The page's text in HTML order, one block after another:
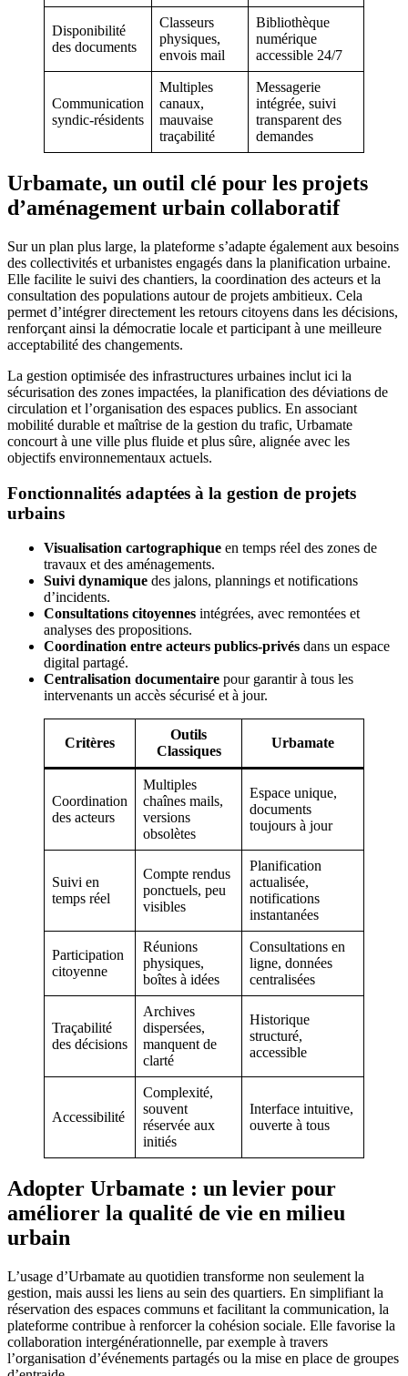
Disponibilité
des documents
Classeurs
physiques,
envois mail
Bibliothèque
numérique
accessible 24/7
Communication
syndic-résidents
Multiples
canaux,
mauvaise
traçabilité
Messagerie
intégrée, suivi
transparent des
demandes
Urbamate, un outil clé pour les projets
d’aménagement urbain collaboratif
Sur un plan plus large, la plateforme s’adapte également aux besoins
des collectivités et urbanistes engagés dans la planification urbaine.
Elle facilite le suivi des chantiers, la coordination des acteurs et la
consultation des populations autour de projets ambitieux. Cela
permet d’intégrer directement les retours citoyens dans les décisions,
renforçant ainsi la démocratie locale et participant à une meilleure
acceptabilité des changements.
La gestion optimisée des infrastructures urbaines inclut ici la
sécurisation des zones impactées, la planification des déviations de
circulation et l’organisation des espaces publics. En associant
mobilité durable et maîtrise de la gestion du trafic, Urbamate
concourt à une ville plus fluide et plus sûre, alignée avec les
objectifs environnementaux actuels.
Fonctionnalités adaptées à la gestion de projets
urbains
Visualisation cartographique en temps réel des zones de
travaux et des aménagements.
Suivi dynamique des jalons, plannings et notifications
d’incidents.
Consultations citoyennes intégrées, avec remontées et
analyses des propositions.
Coordination entre acteurs publics-privés dans un espace
digital partagé.
Centralisation documentaire pour garantir à tous les
intervenants un accès sécurisé et à jour.
Critères
Outils
Classiques
Urbamate
Coordination
des acteurs
Multiples
chaînes mails,
versions
obsolètes
Espace unique,
documents
toujours à jour
Suivi en
temps réel
Compte rendus
ponctuels, peu
visibles
Planification
actualisée,
notifications
instantanées
Participation
citoyenne
Réunions
physiques,
boîtes à idées
Consultations en
ligne, données
centralisées
Traçabilité
des décisions
Archives
dispersées,
manquent de
clarté
Historique
structuré,
accessible
Accessibilité
Complexité,
souvent
réservée aux
initiés
Interface intuitive,
ouverte à tous
Adopter Urbamate : un levier pour
améliorer la qualité de vie en milieu
urbain
L’usage d’Urbamate au quotidien transforme non seulement la
gestion, mais aussi les liens au sein des quartiers. En simplifiant la
réservation des espaces communs et facilitant la communication, la
plateforme contribue à renforcer la cohésion sociale. Elle favorise la
collaboration intergénérationnelle, par exemple à travers
l’organisation d’événements partagés ou la mise en place de groupes